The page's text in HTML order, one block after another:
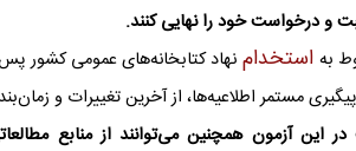
و درخواست خود را نهایی کنند.
به استخدام نهاد کتابخانه‌های عمومی کشور
پیگیری مستمر اطلاعیه‌ها، از آخرین تغییرات و
این آزمون همچنین می‌توانند از منابع